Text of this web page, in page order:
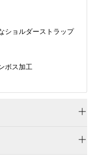
ショルダーストラップ
ボス加工